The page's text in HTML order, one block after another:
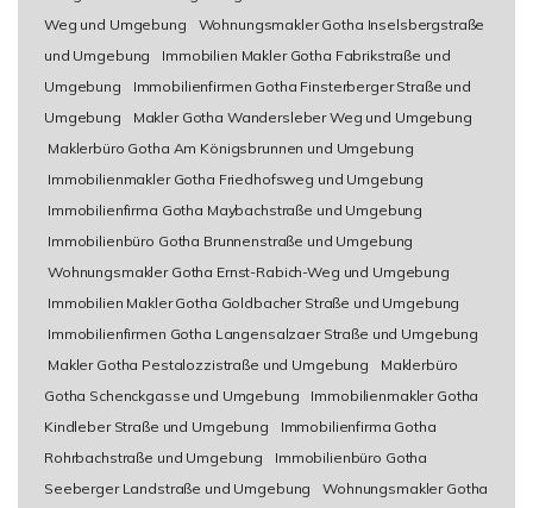
Weg und Umgebung
Wohnungsmakler Gotha Inselsbergstraße
und Umgebung
Immobilien Makler Gotha Fabrikstraße und
Umgebung
Immobilienfirmen Gotha Finsterberger Straße und
Umgebung
Makler Gotha Wandersleber Weg und Umgebung
Maklerbüro Gotha Am Königsbrunnen und Umgebung
Immobilienmakler Gotha Friedhofsweg und Umgebung
Immobilienfirma Gotha Maybachstraße und Umgebung
Immobilienbüro Gotha Brunnenstraße und Umgebung
Wohnungsmakler Gotha Ernst-Rabich-Weg und Umgebung
Immobilien Makler Gotha Goldbacher Straße und Umgebung
Immobilienfirmen Gotha Langensalzaer Straße und Umgebung
Makler Gotha Pestalozzistraße und Umgebung
Maklerbüro
Gotha Schenckgasse und Umgebung
Immobilienmakler Gotha
Kindleber Straße und Umgebung
Immobilienfirma Gotha
Rohrbachstraße und Umgebung
Immobilienbüro Gotha
Seeberger Landstraße und Umgebung
Wohnungsmakler Gotha